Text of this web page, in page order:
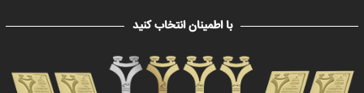
با اطمینان انتخاب کنید